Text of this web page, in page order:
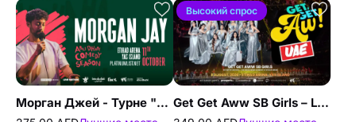
Морган Джей - Турне "Гуфи-парень
Высокий спрос
Get Get Aww SB Girls – Live in Abu Dhabi